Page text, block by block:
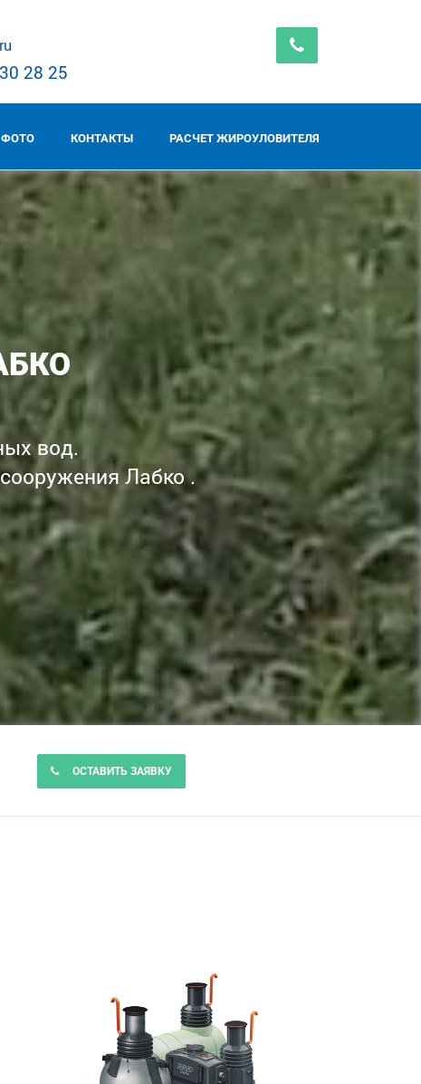
28 25
ФОТО КОНТАКТЫ РАСЧЕТ ЖИРОУЛОВИТЕЛЯ
вод.
Лабко .
ОСТАВИТЬ ЗАЯВКУ